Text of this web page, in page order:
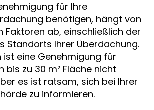
für Ihre
benötigen, hängt von
Faktoren ab, einschließlich der
Standorts Ihrer Überdachung.
ist eine Genehmigung für
bis zu 30 m² Fläche nicht
es ist ratsam, sich bei Ihrer
zu informieren.